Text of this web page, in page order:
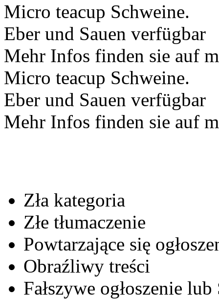
Micro teacup Schweine.
Eber und Sauen verfügbar
Mehr Infos finden sie auf
Micro teacup Schweine.
Eber und Sauen verfügbar
Mehr Infos finden sie auf
Zła kategoria
Złe tłumaczenie
Powtarzające się
Obraźliwy treści
Fałszywe ogłoszenie lub